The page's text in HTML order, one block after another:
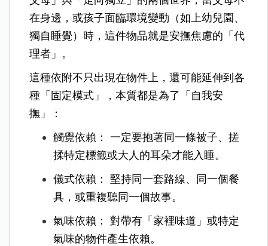
在身邊，或孩子面臨環境變動（如上幼兒園、
獨自睡覺）時，這件物品就是安撫焦慮的「代
理者」。
這種依附不只出現在物件上，還可能延伸到各
種「固定模式」，本質都是為了「自我安
撫」：
觸覺依賴： 一定要抱著同一條被子、搓
揉特定標籤或大人的耳朵才能入睡。
儀式依賴： 堅持同一套路線、同一個餐
具，或重複聽同一個故事。
氣味依賴： 對帶有「家裡味道」或特定
氣味的物件產生依賴。